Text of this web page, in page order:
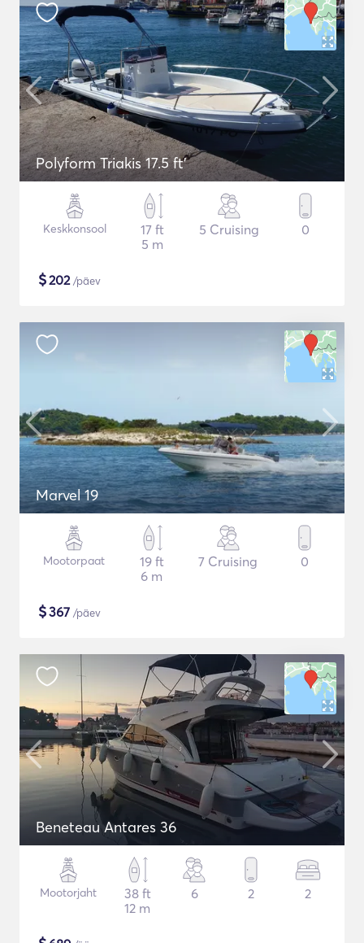
Polyform Triakis 17.5 ft'
Keskkonsool
17 ft
5 m
5 Cruising 0
$202/päev
Marvel 19
Mootorpaat
19 ft
6 m
7 Cruising 0
$367 /päev
Beneteau Antares 36
Mootorjaht
38 ft
12 m
6 2 2